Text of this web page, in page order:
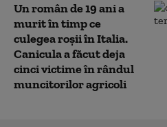
Un român de 19 ani a
murit în timp ce
culegea roșii în Italia.
Canicula a făcut deja
cinci victime în rândul
muncitorilor agricoli